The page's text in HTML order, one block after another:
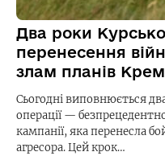
Два роки
перенесення
злам планів
Сьогодні виповнюється
операції —
кампанії, яка перенесла
агресора. Цей крок…